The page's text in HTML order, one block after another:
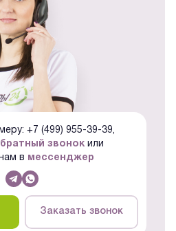
+7 (499) 955-39-39,
звонокили
в мессенджер
Заказать звонок